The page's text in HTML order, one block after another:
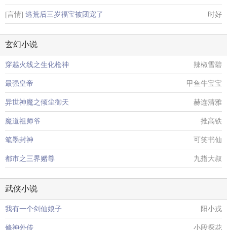
[言情] 逃荒后三岁福宝被团宠了 时好
玄幻小说
穿越火线之生化枪神 辣椒雪碧
最强皇帝 甲鱼牛宝宝
异世神魔之倾尘御天 赫连清雅
魔道祖师爷 推高铁
笔墨封神 可笑书仙
都市之三界赌尊 九指大叔
武侠小说
我有一个剑仙娘子 阳小戎
修神外传 小段探花